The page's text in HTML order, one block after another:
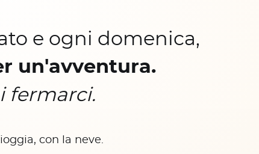
e ogni domenica,
un'avventura.
fermarci.
con la neve.